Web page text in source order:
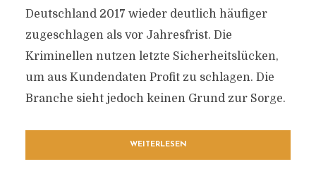
Deutschland 2017 wieder deutlich häufiger
zugeschlagen als vor Jahresfrist. Die
Kriminellen nutzen letzte Sicherheitslücken,
um aus Kundendaten Profit zu schlagen. Die
Branche sieht jedoch keinen Grund zur Sorge.
WEITERLESEN